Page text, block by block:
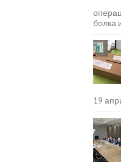
болка
19